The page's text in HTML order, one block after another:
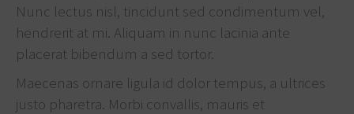
Nunc lectus nisl, tincidunt sed condimentum vel,
hendrerit at mi. Aliquam in nunc lacinia ante
placerat bibendum a sed tortor.
Maecenas ornare ligula id dolor tempus, a ultrices
justo pharetra. Morbi convallis, mauris et